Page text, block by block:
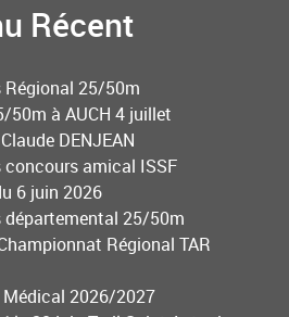
Récent
Régional 25/50m
50m à AUCH 4 juillet
DENJEAN
amical ISSF
6 juin 2026
départemental 25/50m
Régional TAR
2026/2027